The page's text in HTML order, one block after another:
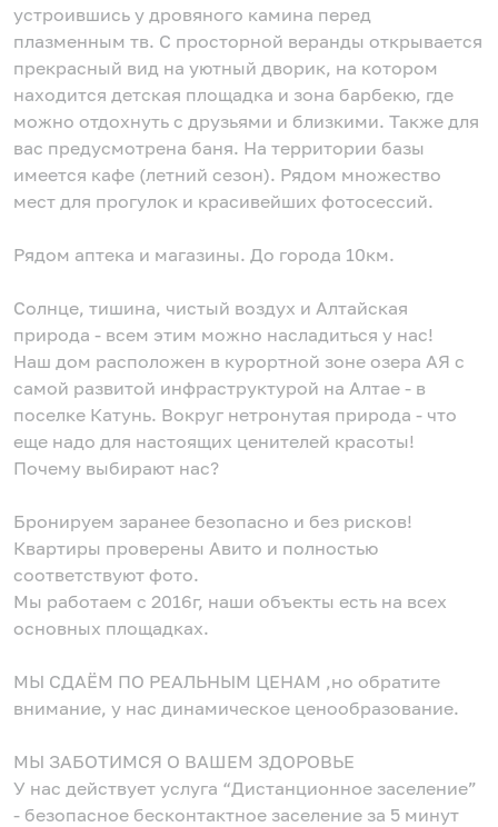
устроившись у дровяного камина перед
плазменным тв. С просторной веранды открывается
прекрасный вид на уютный дворик, на котором
находится детская площадка и зона барбекю, где
можно отдохнуть с друзьями и близкими. Также для
вас предусмотрена баня. На территории базы
имеется кафе (летний сезон). Рядом множество
мест для прогулок и красивейших фотосессий.
Рядом аптека и магазины. До города 10км.
Солнце, тишина, чистый воздух и Алтайская
природа - всем этим можно насладиться у нас!
Наш дом расположен в курортной зоне озера АЯ с
самой развитой инфраструктурой на Алтае - в
поселке Катунь. Вокруг нетронутая природа - что
еще надо для настоящих ценителей красоты!
Почему выбирают нас?
Бронируем заранее безопасно и без рисков!
Квартиры проверены Авито и полностью
соответствуют фото.
Мы работаем с 2016г, наши объекты есть на всех
основных площадках.
МЫ СДАЁМ ПО РЕАЛЬНЫМ ЦЕНАМ ,но обратите
внимание, у нас динамическое ценообразование.
МЫ ЗАБОТИМСЯ О ВАШЕМ ЗДОРОВЬЕ
У нас действует услуга “Дистанционное заселение”
- безопасное бесконтактное заселение за 5 минут